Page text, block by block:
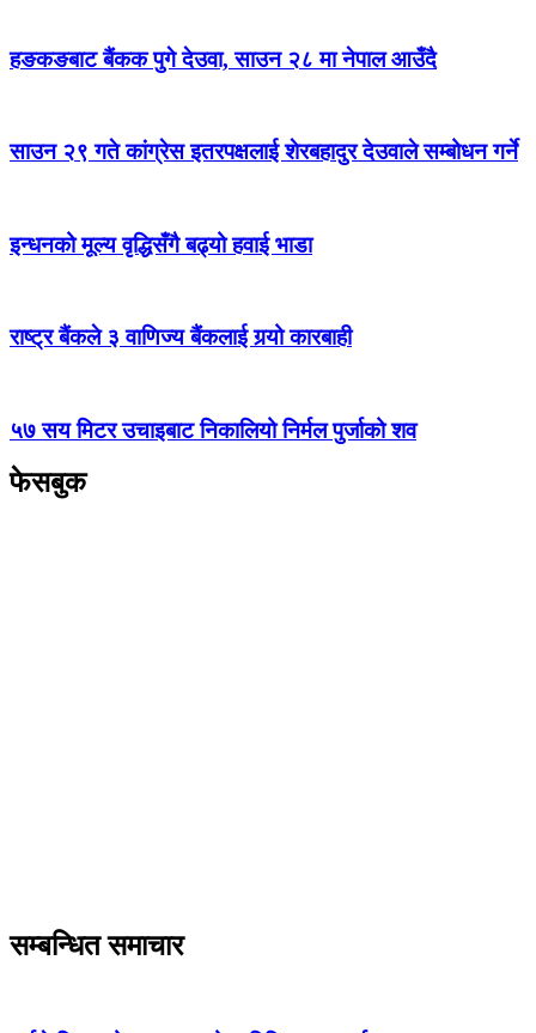
हङकङबाट बैंकक पुगे देउवा, साउन २८ मा नेपाल आउँदै
साउन २९ गते कांग्रेस इतरपक्षलाई शेरबहादुर देउवाले सम्बोधन गर्ने
इन्धनको मूल्य वृद्धिसँगै बढ्यो हवाई भाडा
राष्ट्र बैंकले ३ वाणिज्य बैंकलाई गर्‍यो कारबाही
५७ सय मिटर उचाइबाट निकालियो निर्मल पुर्जाको शव
फेसबुक
सम्बन्धित समाचार